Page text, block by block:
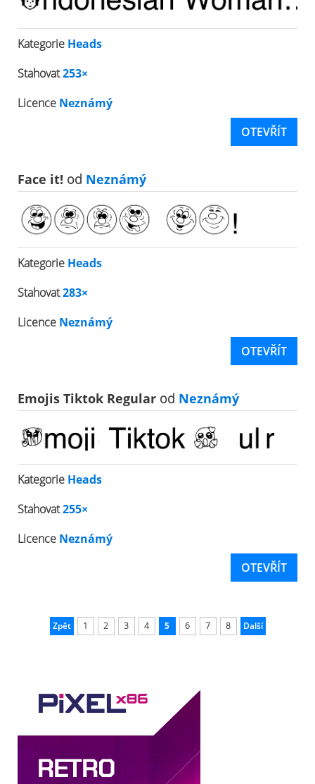
Kategorie Heads
Stahovat253×
Licence Neznámý
OTEVŘÍT
Face it! od Neznámý
Kategorie Heads
Stahovat283×
Licence Neznámý
OTEVŘÍT
Emojis Tiktok Regular od Neznámý
Kategorie Heads
Stahovat255×
Licence Neznámý
OTEVŘÍT
Zpět 1 2 3 4 5 6 7 8 Další